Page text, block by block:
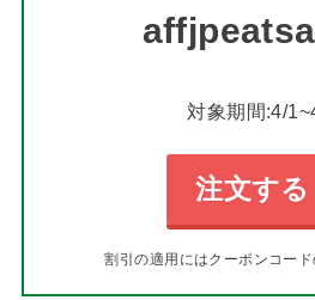
対象期間:4/
注文する
割引の適用にはクーポンコー